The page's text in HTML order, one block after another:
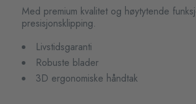
Med premium kvalitet og høytytende
presisjonsklipping.
Livstidsgaranti
Robuste blader
3D ergonomiske håndtak